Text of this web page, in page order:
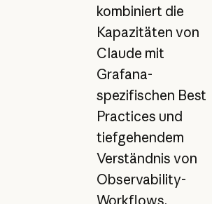
kombiniert die
Kapazitäten von
Claude mit
Grafana-
spezifischen Best
Practices und
tiefgehendem
Verständnis von
Observability-